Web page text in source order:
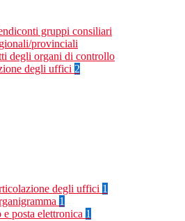
gruppi consiliari
provinciali
degli organi di controllo
degli uffici 2
degli uffici 1
1
e posta elettronica 1